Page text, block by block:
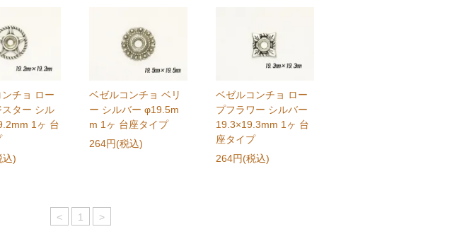
チョ ロー
スター シル
1ヶ 台
込)
ベゼルコンチョ ベリ
ー シルバー φ19.5m
m 1ヶ 台座タイプ
264円(税込)
ベゼルコンチョ ロー
プフラワー シルバー
19.3×19.3mm 1ヶ 台
座タイプ
264円(税込)
< 1 >